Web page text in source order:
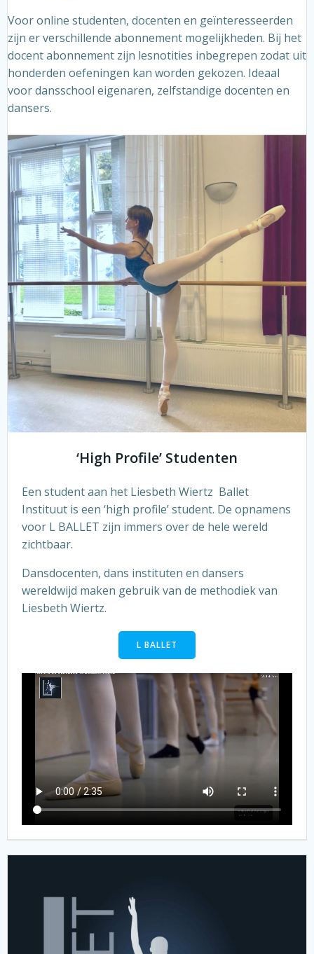
Voor online studenten, docenten en geïnteresseerden
zijn er verschillende abonnement mogelijkheden. Bij het
docent abonnement zijn lesnotities inbegrepen zodat uit
honderden oefeningen kan worden gekozen. Ideaal
voor dansschool eigenaren, zelfstandige docenten en
dansers.
‘High Profile’ Studenten
Een student aan het Liesbeth Wiertz Ballet
Instituut is een ‘high profile’ student. De opnamens
voor L BALLET zijn immers over de hele wereld
zichtbaar.
Dansdocenten, dans instituten en dansers
wereldwijd maken gebruik van de methodiek van
Liesbeth Wiertz.
L BALLET